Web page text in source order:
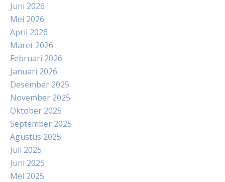
Juni 2026
Mei 2026
April 2026
Maret 2026
Februari 2026
Januari 2026
Desember 2025
November 2025
Oktober 2025
September 2025
Agustus 2025
Juli 2025
Juni 2025
Mei 2025